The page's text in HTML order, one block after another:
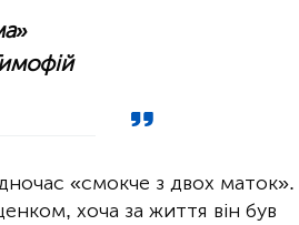
«смокче з двох маток».
хоча за життя він був